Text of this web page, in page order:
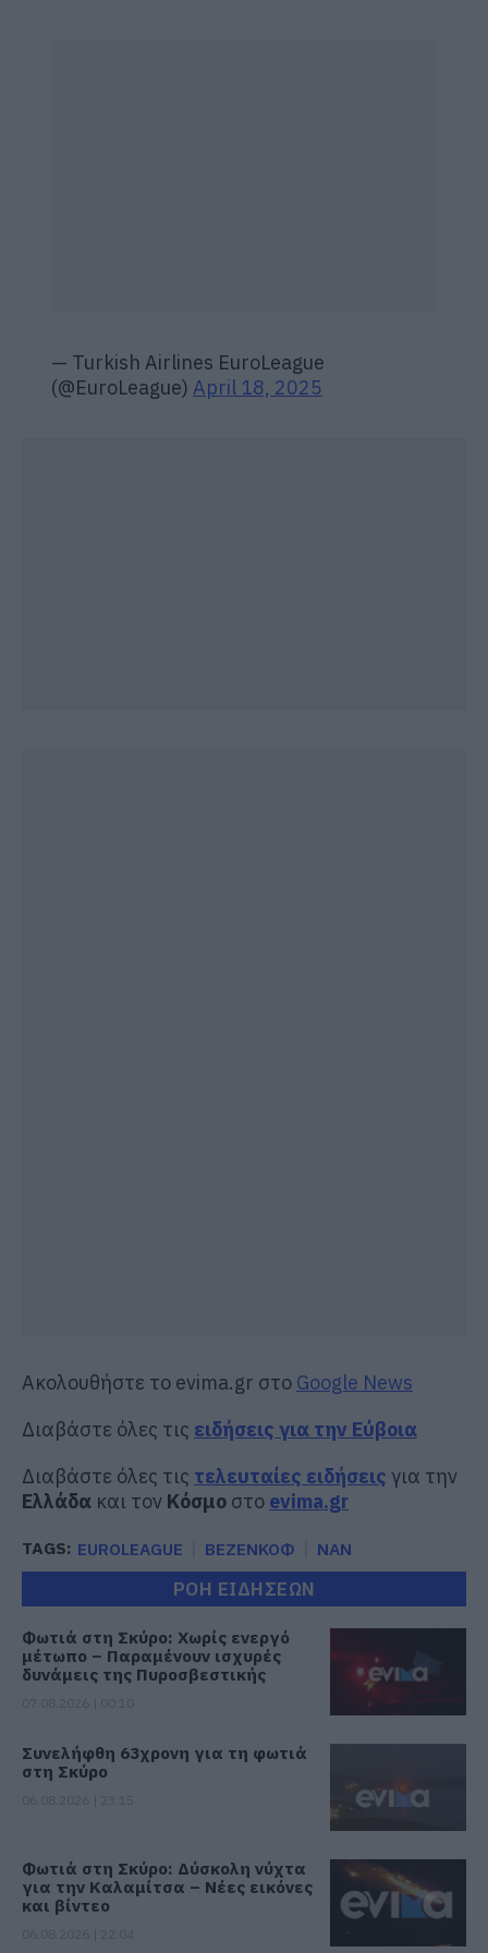
— Turkish Airlines EuroLeague
(@EuroLeague) April 18, 2025
Ακολουθήστε το evima.gr στο Google News
Διαβάστε όλες τις ειδήσεις για την Εύβοια
Διαβάστε όλες τις τελευταίες ειδήσεις για την
Ελλάδα και τον Κόσμο στο evima.gr
TAGS: EUROLEAGUE ΒΕΖΕΝΚΟΦ ΝΑΝ
ΡΟΗ ΕΙΔΗΣΕΩΝ
Φωτιά στη Σκύρο: Χωρίς ενεργό
μέτωπο – Παραμένουν ισχυρές
δυνάμεις της Πυροσβεστικής
Συνελήφθη 63χρονη για τη φωτιά
στη Σκύρο
Φωτιά στη Σκύρο: Δύσκολη νύχτα
για την Καλαμίτσα – Νέες εικόνες
και βίντεο